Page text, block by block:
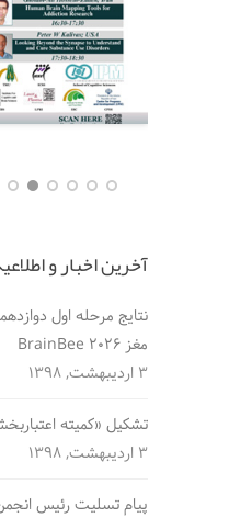
آخرین اخبار و
نتایج مرحله اول
مغز BrainBee 2026
3 اردیبهشت, 1398
تشکیل «کمیته
3 اردیبهشت, 1398
پیام تسلیت رئیس